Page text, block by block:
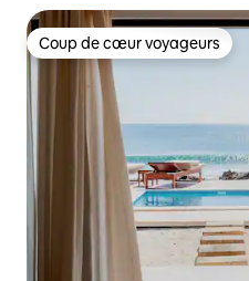
Coup de cœur voyageurs
Coup de cœur voyageurs